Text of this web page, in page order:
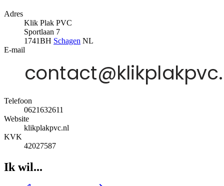
Adres
Klik Plak PVC
Sportlaan 7
1741BH Schagen NL
E-mail
Telefoon
0621632611
Website
klikplakpvc.nl
KVK
42027587
Ik wil...